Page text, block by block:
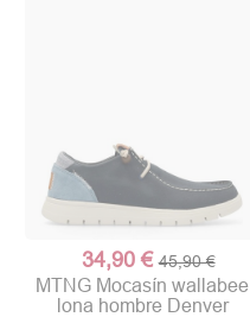
34,90 € 45,90 €
MTNG Mocasín wallabee
lona hombre Denver